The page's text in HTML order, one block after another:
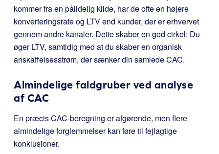
kommer fra en pålidelig kilde, har de ofte en højere
konverteringsrate og LTV end kunder, der er erhvervet
gennem andre kanaler. Dette skaber en god cirkel: Du
øger LTV, samtidig med at du skaber en organisk
anskaffelsesstrøm, der sænker din samlede CAC.
Almindelige faldgruber ved analyse
af CAC
En præcis CAC-beregning er afgørende, men flere
almindelige forglemmelser kan føre til fejlagtige
konklusioner.